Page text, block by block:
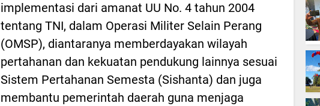
implementasi dari amanat UU No. 4 tahun 2004
tentang TNI, dalam Operasi Militer Selain Perang
(OMSP), diantaranya memberdayakan wilayah
pertahanan dan kekuatan pendukung lainnya sesuai
Sistem Pertahanan Semesta (Sishanta) dan juga
membantu pemerintah daerah guna menjaga